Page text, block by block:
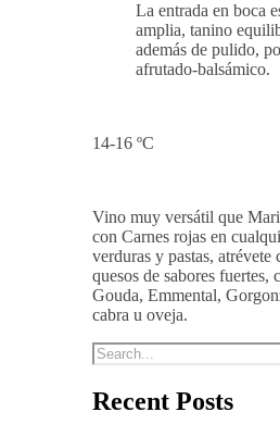
La entrada en boca
amplia, tanino
además de pulido,
afrutado-balsámico.
14-16 ºC
Vino muy versátil que
con Carnes rojas en
verduras y pastas, atrévete
quesos de sabores fuertes,
Gouda, Emmental,
cabra u oveja.
Recent Posts